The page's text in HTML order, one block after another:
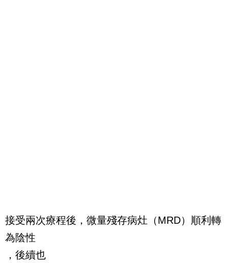
接受兩次療程後，微量殘存病灶（MRD）順利轉
為陰性
，後續也